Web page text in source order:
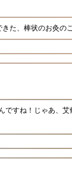
た、棒状のお灸のこ
ですね！じゃあ、艾